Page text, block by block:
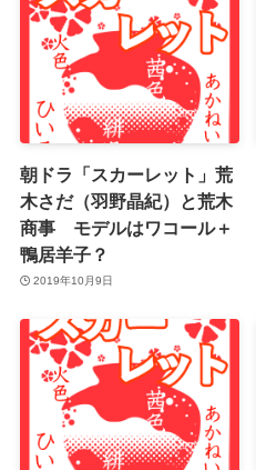
朝ドラ「スカーレット」荒
木さだ（羽野晶紀）と荒木
商事 モデルはワコール＋
鴨居羊子？
2019年10月9日